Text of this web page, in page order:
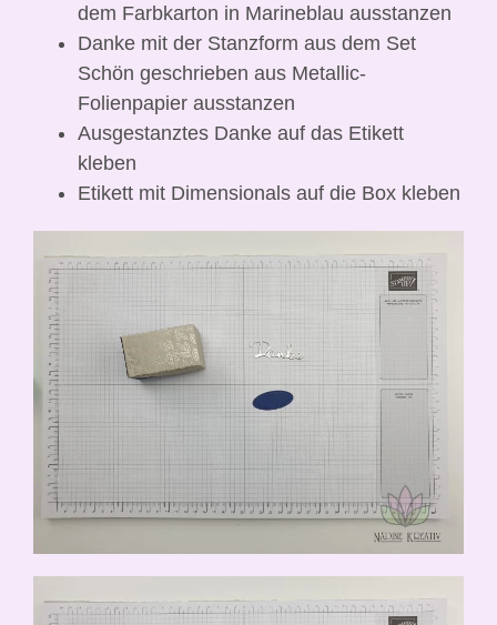
dem Farbkarton in Marineblau ausstanzen
Danke mit der Stanzform aus dem Set
Schön geschrieben aus Metallic-
Folienpapier ausstanzen
Ausgestanztes Danke auf das Etikett
kleben
Etikett mit Dimensionals auf die Box kleben